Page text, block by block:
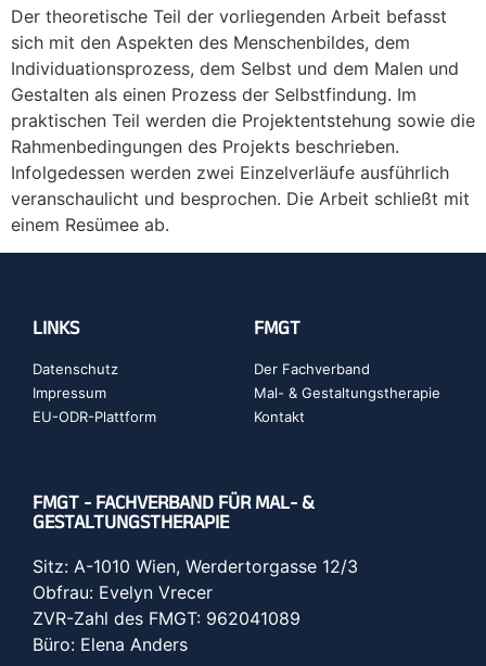
Der theoretische Teil der vorliegenden Arbeit befasst
sich mit den Aspekten des Menschenbildes, dem
Individuationsprozess, dem Selbst und dem Malen und
Gestalten als einen Prozess der Selbstfindung. Im
praktischen Teil werden die Projektentstehung sowie die
Rahmenbedingungen des Projekts beschrieben.
Infolgedessen werden zwei Einzelverläufe ausführlich
veranschaulicht und besprochen. Die Arbeit schließt mit
einem Resümee ab.
LINKS
Datenschutz
Impressum
EU-ODR-Plattform
FMGT
Der Fachverband
Mal- & Gestaltungstherapie
Kontakt
FMGT - FACHVERBAND FÜR MAL- &
GESTALTUNGSTHERAPIE
Sitz: A-1010 Wien, Werdertorgasse 12/3
Obfrau: Evelyn Vrecer
ZVR-Zahl des FMGT: 962041089
Büro: Elena Anders